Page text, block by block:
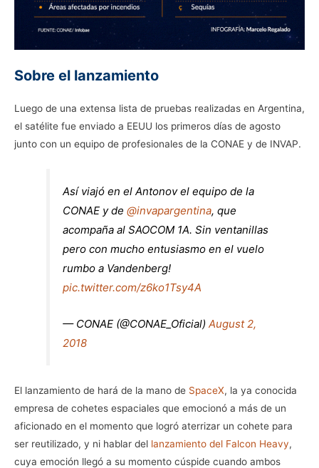
Sobre el lanzamiento
Luego de una extensa lista de pruebas realizadas en Argentina,
el satélite fue enviado a EEUU los primeros días de agosto
junto con un equipo de profesionales de la CONAE y de INVAP.
Así viajó en el Antonov el equipo de la
CONAE y de@invapargentina, que
acompaña al SAOCOM 1A. Sin ventanillas
pero con mucho entusiasmo en el vuelo
rumbo a Vandenberg!
pic.twitter.com/z6ko1Tsy4A
— CONAE (@CONAE_Oficial)August 2,
2018
El lanzamiento de hará de la mano de SpaceX, la ya conocida
empresa de cohetes espaciales que emocionó a más de un
aficionado en el momento que logró aterrizar un cohete para
ser reutilizado, y ni hablar del lanzamiento del Falcon Heavy,
cuya emoción llegó a su momento cúspide cuando ambos